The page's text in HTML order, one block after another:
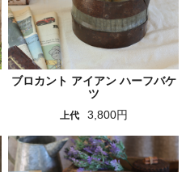
ブロカント アイアン ハーフバケ
ツ
上代 3,800円